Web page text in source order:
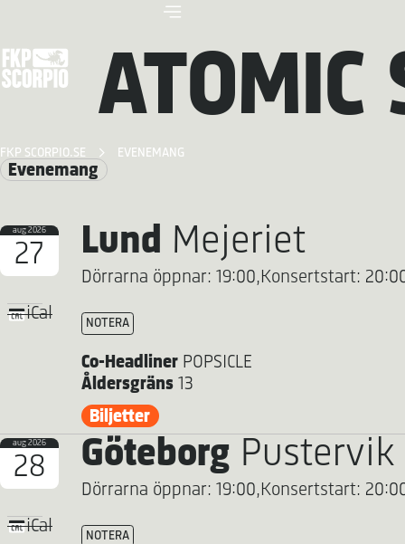
FKP SCORPIO.SE EVENEMANG
ATOMIC
Evenemang
aug 2026
27
iCal
Lund Mejeriet
Dörrarna öppnar: 19:00,Konsertstart:
NOTERA
Co-Headliner POPSICLE
Åldersgräns 13
Biljetter
aug 2026
28
iCal
Göteborg Pustervik
Dörrarna öppnar: 19:00,Konsertstart:
NOTERA